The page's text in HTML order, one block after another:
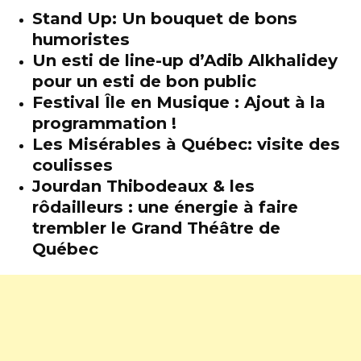
Stand Up: Un bouquet de bons
humoristes
Un esti de line-up d’Adib Alkhalidey
pour un esti de bon public
Festival Île en Musique : Ajout à la
programmation !
Les Misérables à Québec: visite des
coulisses
Jourdan Thibodeaux & les
rôdailleurs : une énergie à faire
trembler le Grand Théâtre de
Québec